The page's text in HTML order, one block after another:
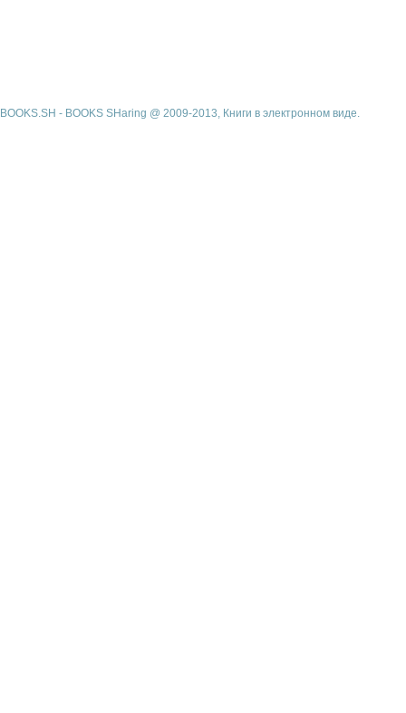
BOOKS.SH - BOOKS SHaring @ 2009-2013, Книги в электронном виде.